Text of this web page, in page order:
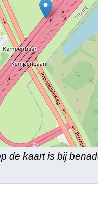
de kaart is bij